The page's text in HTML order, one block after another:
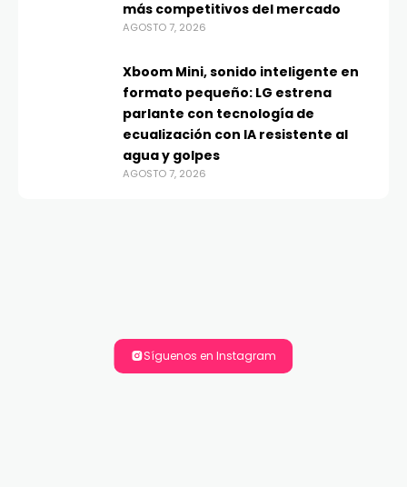
más competitivos del mercado
AGOSTO 7, 2026
Xboom Mini, sonido inteligente en
formato pequeño: LG estrena
parlante con tecnología de
ecualización con IA resistente al
agua y golpes
AGOSTO 7, 2026
Síguenos en Instagram